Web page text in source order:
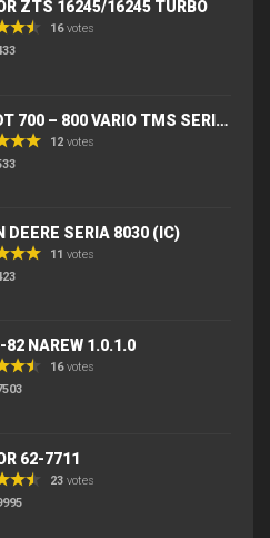
ZTS 16245/16245 TURBO
16votes
FENDT 700 – 800 VARIO TMS SERIES (IC) V2
12 votes
DEERE SERIA 8030 (IC)
11 votes
82 NAREW 1.0.1.0
16votes
62-7711
23 votes